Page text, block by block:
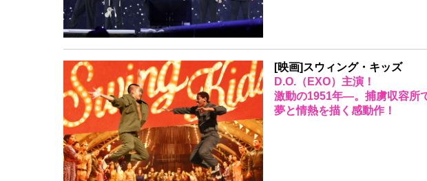
[映画]スウィング・キッズ
D.O.（EXO）主演！
激動の1951年―。捕虜収容所
夢と情熱を描く感動作！